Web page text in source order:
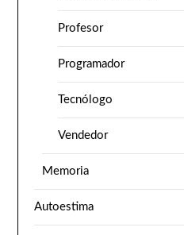
Profesor
Programador
Tecnólogo
Vendedor
Memoria
Autoestima